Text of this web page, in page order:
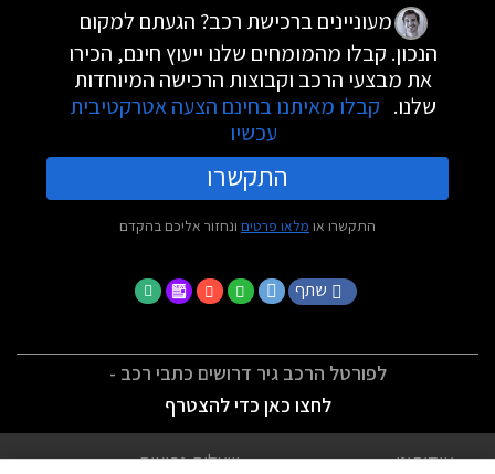
מעוניינים ברכישת רכב? הגעתם למקום
הנכון. קבלו מהמומחים שלנו ייעוץ חינם, הכירו
את מבצעי הרכב וקבוצות הרכישה המיוחדות
שלנו. קבלו מאיתנו בחינם הצעה אטרקטיבית
עכשיו
התקשרו
התקשרו או מלאו פרטים ונחזור אליכם בהקדם
שתף
לפורטל הרכב גיר דרושים כתבי רכב -
לחצו כאן כדי להצטרף
אודותינו שאלות נפוצות